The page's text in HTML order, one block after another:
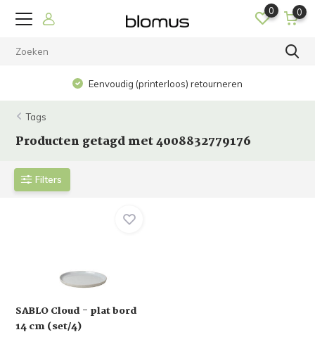
0 0
Eenvoudig (printerloos) retourneren
Tags
Producten getagd met 4008832779176
Filters
SABLO Cloud - plat bord
14 cm (set/4)